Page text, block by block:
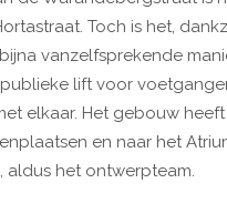
Toch is het,
vanzelfsprekende
lift voor
elkaar. Het gebouw
en naar het
aldus het ontwerpteam.